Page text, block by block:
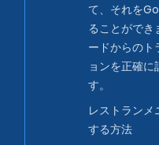
て、それを
ることができ
ードからのト
ョンを正確に
す。
レストラン
する方法